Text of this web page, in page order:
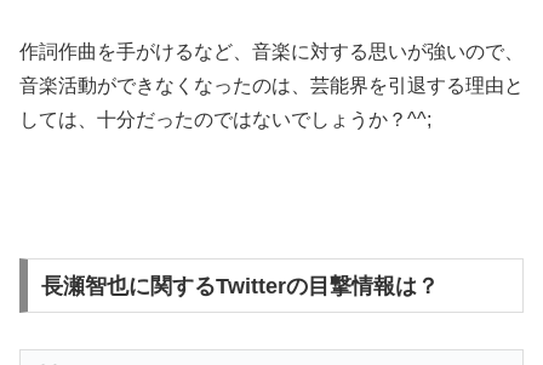
作詞作曲を手がけるなど、音楽に対する思いが強いので、
音楽活動ができなくなったのは、芸能界を引退する理由と
しては、十分だったのではないでしょうか？^^;
長瀬智也に関するTwitterの目撃情報は？